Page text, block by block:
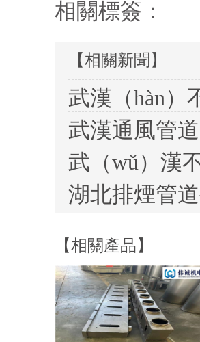
相關標簽：
【相關新聞】
【相關產品】